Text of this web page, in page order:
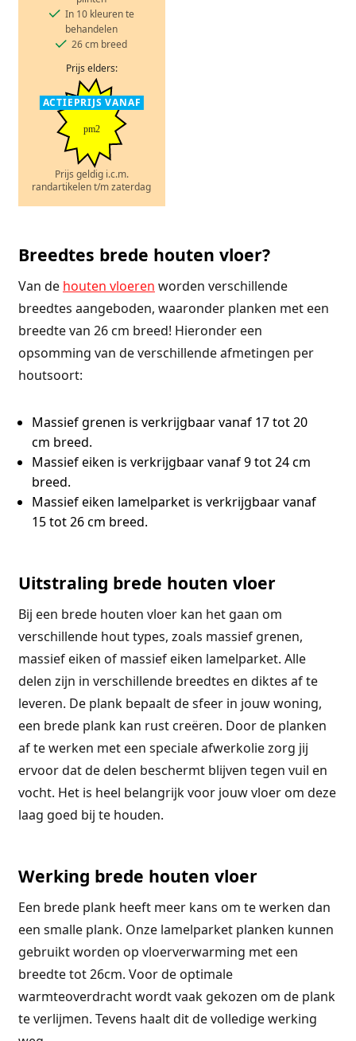
In 10 kleuren te
behandelen
26 cm breed
Prijs elders:
ACTIEPRIJS VANAF
pm2
Prijs geldig i.c.m.
randartikelen t/m zaterdag
Breedtes brede houten vloer?
Van de houten vloeren worden verschillende
breedtes aangeboden, waaronder planken met een
breedte van 26 cm breed! Hieronder een
opsomming van de verschillende afmetingen per
houtsoort:
Massief grenen is verkrijgbaar vanaf 17 tot 20
cm breed.
Massief eiken is verkrijgbaar vanaf 9 tot 24 cm
breed.
Massief eiken lamelparket is verkrijgbaar vanaf
15 tot 26 cm breed.
Uitstraling brede houten vloer
Bij een brede houten vloer kan het gaan om
verschillende hout types, zoals massief grenen,
massief eiken of massief eiken lamelparket. Alle
delen zijn in verschillende breedtes en diktes af te
leveren. De plank bepaalt de sfeer in jouw woning,
een brede plank kan rust creëren. Door de planken
af te werken met een speciale afwerkolie zorg jij
ervoor dat de delen beschermt blijven tegen vuil en
vocht. Het is heel belangrijk voor jouw vloer om deze
laag goed bij te houden.
Werking brede houten vloer
Een brede plank heeft meer kans om te werken dan
een smalle plank. Onze lamelparket planken kunnen
gebruikt worden op vloerverwarming met een
breedte tot 26cm. Voor de optimale
warmteoverdracht wordt vaak gekozen om de plank
te verlijmen. Tevens haalt dit de volledige werking